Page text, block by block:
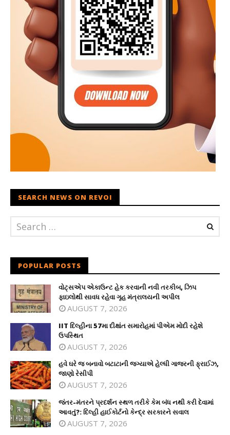
SEARCH NEWS ON REVOI
POPULAR POSTS
વોટ્સએપ એકાઉન્ટ હેક કરવાની નવી તરકીબ, ઝિપ
ફાઇલોથી સાવધ રહેવા ગૃહ મંત્રાલયની અપીલ
AUGUST 7, 2026
IIT દિલ્હીના 57મા દીક્ષાંત સમારોહમાં પીએમ મોદી રહેશે
ઉપસ્થિત
AUGUST 7, 2026
હવે ઘરે જ બનાવો બટાટાની જગ્યાએ હેલ્ધી ગાજરની ફ્રાઈઝ,
જાણો રેસીપી
AUGUST 7, 2026
જંતર-મંતરને પ્રદર્શન સ્થળ તરીકે કેમ બંધ નથી કરી દેવામાં
આવતું?: દિલ્હી હાઈકોર્ટનો કેન્દ્ર સરકારને સવાલ
AUGUST 7, 2026